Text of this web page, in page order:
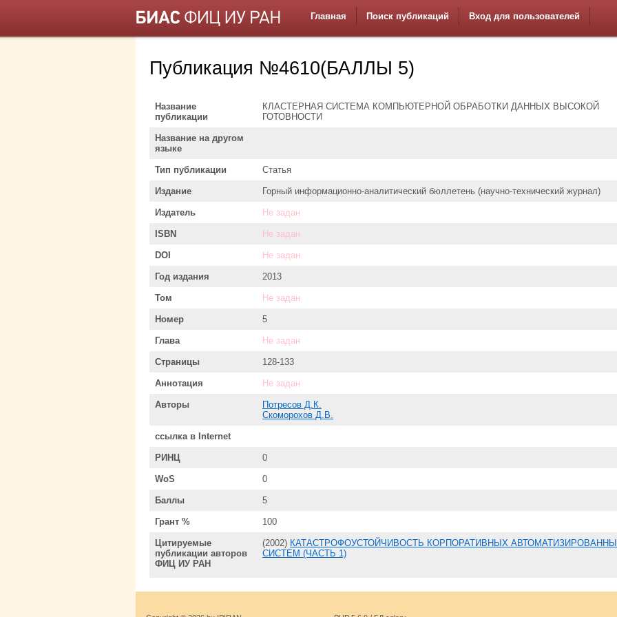
Главная Поиск публикаций Вход для пользователей
Публикация №4610(БАЛЛЫ 5)
Название
публикации
КЛАСТЕРНАЯ СИСТЕМА КОМПЬЮТЕРНОЙ ОБРАБОТКИ ДАННЫХ ВЫСОКОЙ
ГОТОВНОСТИ
Название на другом
языке
Тип публикации Статья
Издание Горный информационно-аналитический бюллетень (научно-технический журнал)
Издатель Не задан
ISBN Не задан
DOI Не задан
Год издания 2013
Том Не задан
Номер 5
Глава Не задан
Страницы 128-133
Аннотация Не задан
Авторы
Потресов Д.К.
Скоморохов Д.В.
ссылка в Internet
РИНЦ 0
WoS 0
Баллы 5
Грант % 100
Цитируемые
публикации авторов
ФИЦ ИУ РАН
(2002) КАТАСТРОФОУСТОЙЧИВОСТЬ КОРПОРАТИВНЫХ
СИСТЕМ (ЧАСТЬ 1)